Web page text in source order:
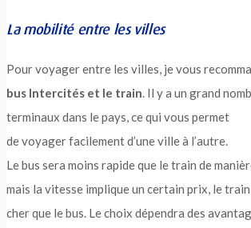
La mobilité entre les villes
Pour voyager entre les villes, je vous
bus Intercités et le train. Il y a un grand
terminaux dans le pays, ce qui vous permet
de voyager facilement d’une ville à l’autre.
Le bus sera moins rapide que le train de
mais la vitesse implique un certain prix, le
cher que le bus. Le choix dépendra des